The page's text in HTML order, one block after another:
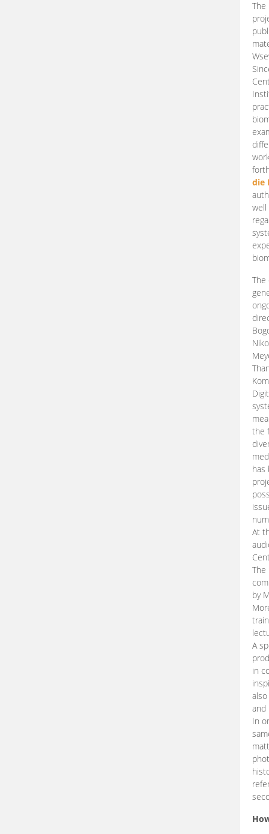
die
well
The
the
has
At
The
by
A
in
and
In